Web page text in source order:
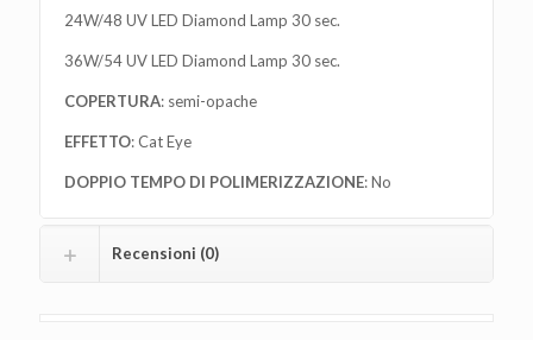
24W/48 UV LED Diamond Lamp 30 sec.
36W/54 UV LED Diamond Lamp 30 sec.
COPERTURA: semi-opache
EFFETTO: Cat Eye
DOPPIO TEMPO DI POLIMERIZZAZIONE: No
Recensioni (0)